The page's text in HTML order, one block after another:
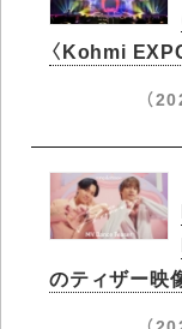
〈Kohmi
（
のティザー映